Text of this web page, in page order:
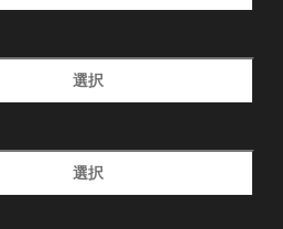
選択
選択